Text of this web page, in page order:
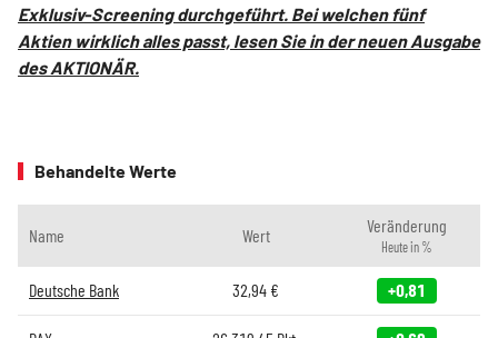
Exklusiv-Screening durchgeführt. Bei welchen fünf
Aktien wirklich alles passt, lesen Sie in der neuen Ausgabe
des AKTIONÄR.
Behandelte Werte
Name Wert Veränderung
Heute in %
Deutsche Bank 32,94 € +0,81